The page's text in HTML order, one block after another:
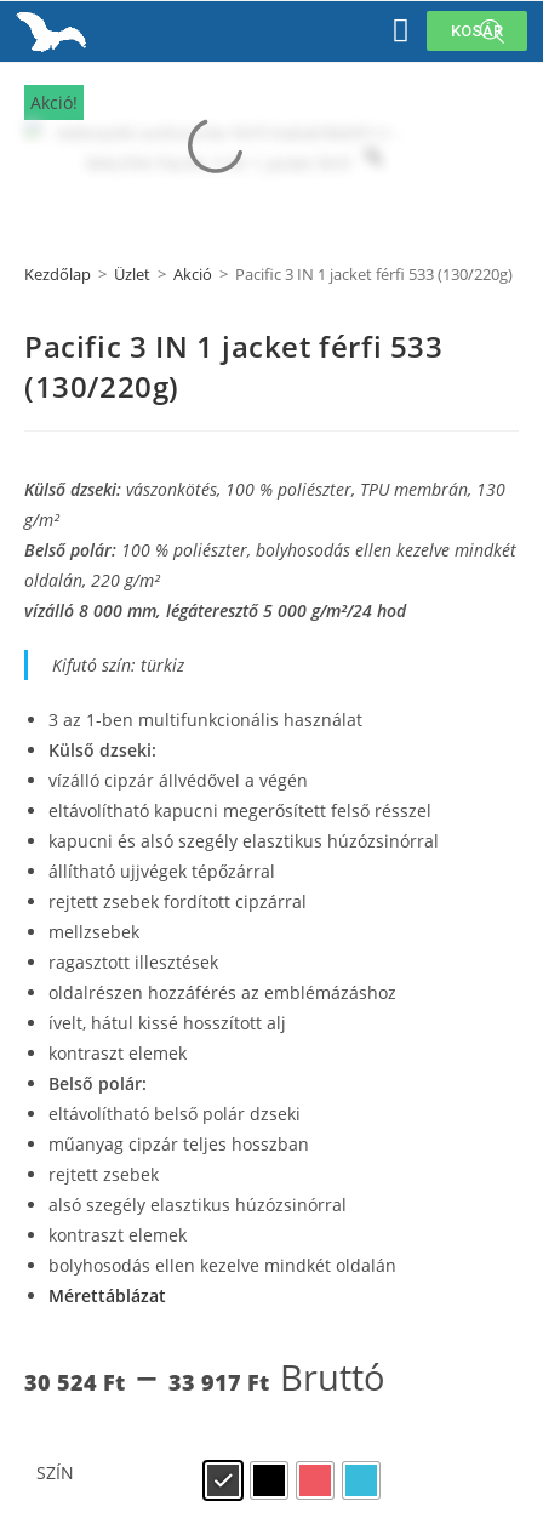
KOSÁR
Akció!
Kezdőlap > Üzlet > Akció > Pacific 3 IN 1 jacket férfi 533 (130/220g)
Pacific 3 IN 1 jacket férfi 533
(130/220g)
Külső dzseki: vászonkötés, 100 % poliészter, TPU membrán, 130
g/m²
Belső polár: 100 % poliészter, bolyhosodás ellen kezelve mindkét
oldalán, 220 g/m²
vízálló 8 000 mm, légáteresztő 5 000 g/m²/24 hod
Kifutó szín: türkiz
3 az 1-ben multifunkcionális használat
Külső dzseki:
vízálló cipzár állvédővel a végén
eltávolítható kapucni megerősített felső résszel
kapucni és alsó szegély elasztikus húzózsinórral
állítható ujjvégek tépőzárral
rejtett zsebek fordított cipzárral
mellzsebek
ragasztott illesztések
oldalrészen hozzáférés az emblémázáshoz
ívelt, hátul kissé hosszított alj
kontraszt elemek
Belső polár:
eltávolítható belső polár dzseki
műanyag cipzár teljes hosszban
rejtett zsebek
alsó szegély elasztikus húzózsinórral
kontraszt elemek
bolyhosodás ellen kezelve mindkét oldalán
Mérettáblázat
30 524 Ft – 33 917 Ft Bruttó
SZÍN